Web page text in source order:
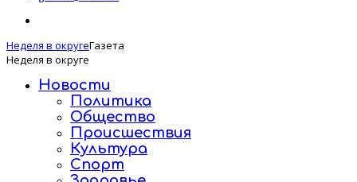
Неделя в округеГазета
Неделя в округе
Новости
Политика
Общество
Происшествия
Культура
Спорт